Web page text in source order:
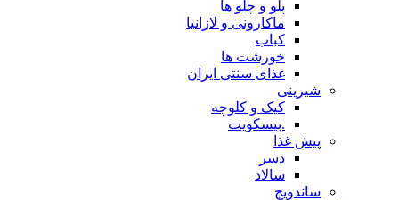
پلو و چلو ها
ماکارونی و لازانیا
کباب
خورشت ها
غذای سنتی ایران
شیرینی
کیک و کلوچه
.بیسکویت
پیش غذا
دسر
سالاد
ساندویچ